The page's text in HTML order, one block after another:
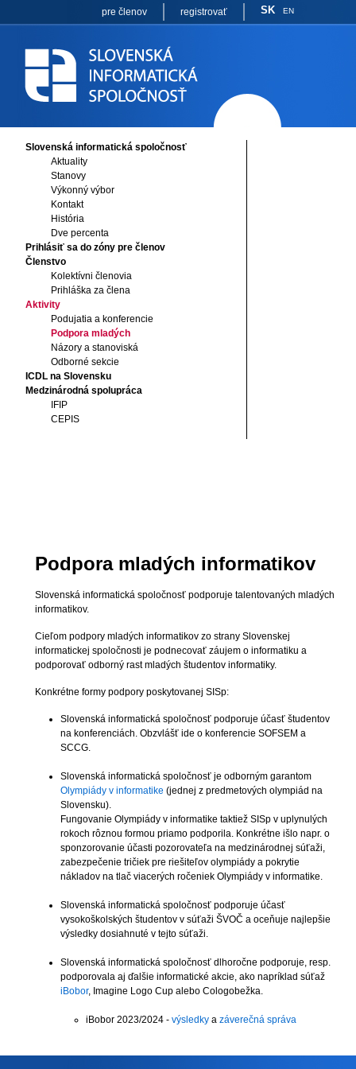
pre členov registrovať SK EN
Slovenská informatická spoločnosť
Aktuality
Stanovy
Výkonný výbor
Kontakt
História
Dve percenta
Prihlásiť sa do zóny pre členov
Členstvo
Kolektívni členovia
Prihláška za člena
Aktivity
Podujatia a konferencie
Podpora mladých
Názory a stanoviská
Odborné sekcie
ICDL na Slovensku
Medzinárodná spolupráca
IFIP
CEPIS
Podpora mladých informatikov
Slovenská informatická spoločnosť podporuje talentovaných mladých
informatikov.
Cieľom podpory mladých informatikov zo strany Slovenskej
informatickej spoločnosti je podnecovať záujem o informatiku a
podporovať odborný rast mladých študentov informatiky.
Konkrétne formy podpory poskytovanej SISp:
Slovenská informatická spoločnosť podporuje účasť študentov
na konferenciách. Obzvlášť ide o konferencie SOFSEM a
SCCG.
Slovenská informatická spoločnosť je odborným garantom
Olympiády v informatike (jednej z predmetových olympiád na
Slovensku).
Fungovanie Olympiády v informatike taktiež SISp v uplynulých
rokoch rôznou formou priamo podporila. Konkrétne išlo napr. o
sponzorovanie účasti pozorovateľa na medzinárodnej súťaži,
zabezpečenie tričiek pre riešiteľov olympiády a pokrytie
nákladov na tlač viacerých ročeniek Olympiády v informatike.
Slovenská informatická spoločnosť podporuje účasť
vysokoškolských študentov v súťaži ŠVOČ a oceňuje najlepšie
výsledky dosiahnuté v tejto súťaži.
Slovenská informatická spoločnosť dlhoročne podporuje, resp.
podporovala aj ďalšie informatické akcie, ako napríklad súťaž
iBobor, Imagine Logo Cup alebo Cologobežka.
iBobor 2023/2024 - výsledky a záverečná správa